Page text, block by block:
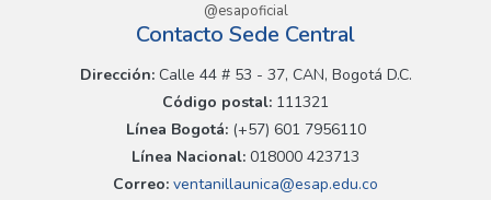
@esapoficial
Contacto Sede Central
Dirección:Calle 44 # 53 - 37, CAN, Bogotá D.C.
Código postal: 111321
Línea Bogotá:(+57) 601 7956110
Línea Nacional: 018000 423713
Correo: ventanillaunica@esap.edu.co